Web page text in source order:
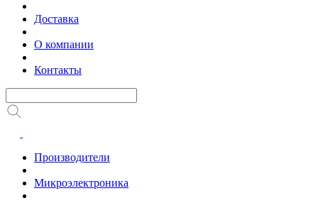
Доставка
О компании
Контакты
Производители
Микроэлектроника